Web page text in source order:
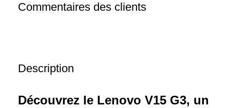
Description
Découvrez le Lenovo V15 G3, un
Commentaires des clients